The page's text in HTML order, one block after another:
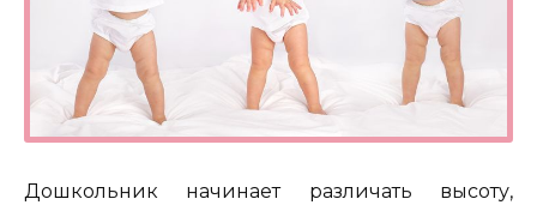
Дошкольник начинает различать высоту,